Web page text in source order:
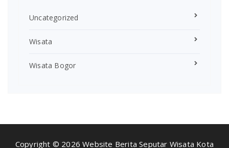
Uncategorized
Wisata
Wisata Bogor
Copyright © 2026 Website Berita Seputar Wisata Kota